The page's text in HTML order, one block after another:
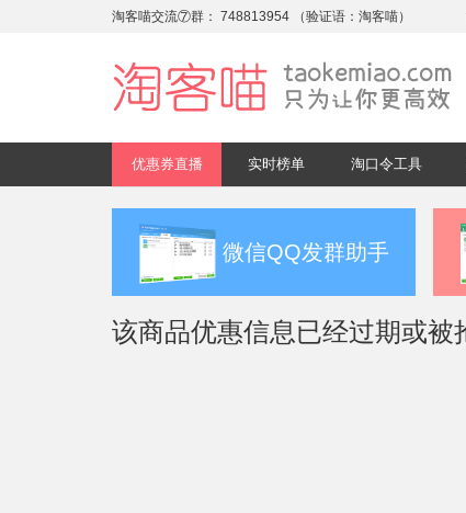
淘客喵交流⑦群： 748813954 （验证语：淘客喵）
优惠券直播 实时榜单 淘口令工具
微信QQ发群助手
该商品优惠信息已经过期或被